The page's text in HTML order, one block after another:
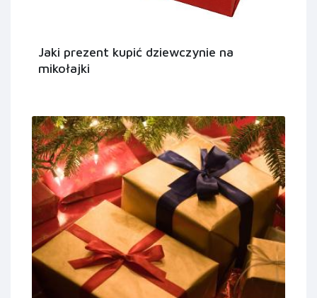
Jaki prezent kupić dziewczynie na
mikołajki